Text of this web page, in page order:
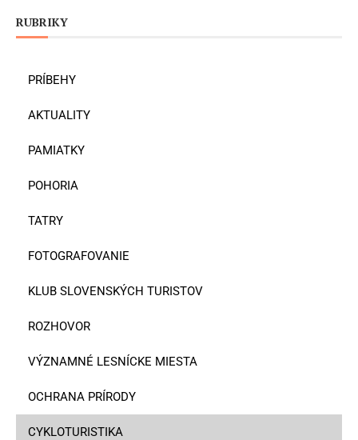
RUBRIKY
PRÍBEHY
AKTUALITY
PAMIATKY
POHORIA
TATRY
FOTOGRAFOVANIE
KLUB SLOVENSKÝCH TURISTOV
ROZHOVOR
VÝZNAMNÉ LESNÍCKE MIESTA
OCHRANA PRÍRODY
CYKLOTURISTIKA